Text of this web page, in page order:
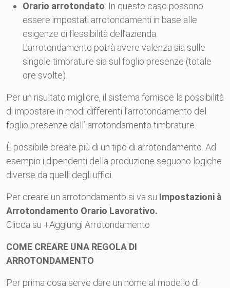
Orario arrotondato: In questo caso possono
essere impostati arrotondamenti in base alle
esigenze di flessibilità dell’azienda.
L’arrotondamento potrà avere valenza sia sulle
singole timbrature sia sul foglio presenze (totale
ore svolte).
Per un risultato migliore, il sistema fornisce la possibilità
di impostare in modi differenti l’arrotondamento del
foglio presenze dall’ arrotondamento timbrature.
È possibile creare più di un tipo di arrotondamento. Ad
esempio i dipendenti della produzione seguono logiche
diverse da quelli degli uffici.
Per creare un arrotondamento si va su Impostazioni à
Arrotondamento Orario Lavorativo.
Clicca su +Aggiungi Arrotondamento
COME CREARE UNA REGOLA DI
ARROTONDAMENTO
Per prima cosa serve dare un nome al modello di